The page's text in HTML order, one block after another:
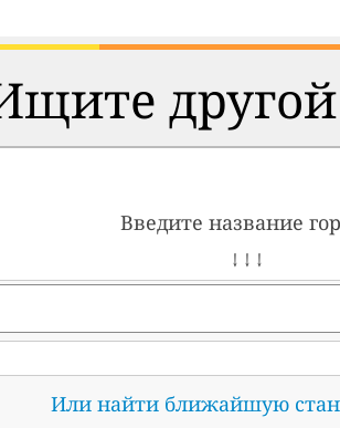
другой
Введите название
↓ ↓ ↓
Или найти ближайшую